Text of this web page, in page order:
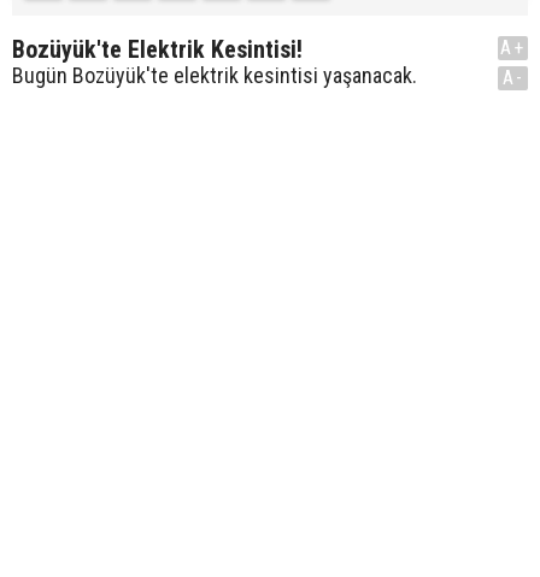
Bozüyük'te Elektrik Kesintisi!
Bugün Bozüyük'te elektrik kesintisi yaşanacak.
A+
A-